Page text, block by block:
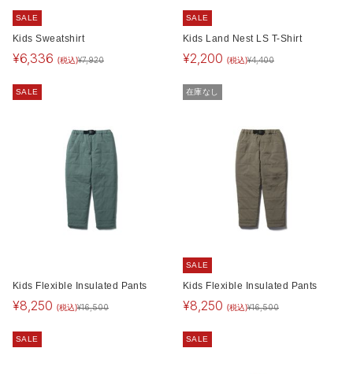
SALE
Kids Sweatshirt
¥6,336 (税込)¥7,920
SALE
Kids Land Nest LS T-Shirt
¥2,200 (税込)¥4,400
SALE
Kids Flexible Insulated Pants
¥8,250 (税込)¥16,500
在庫なし
SALE
Kids Flexible Insulated Pants
¥8,250 (税込)¥16,500
SALE SALE